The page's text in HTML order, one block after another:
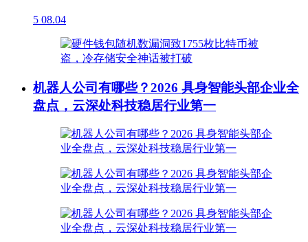
5 08.04
机器人公司有哪些？2026 具身智能头部企业全
盘点，云深处科技稳居行业第一